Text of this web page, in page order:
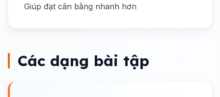
Giúp đạt cân bằng nhanh hơn
Các dạng bài tập